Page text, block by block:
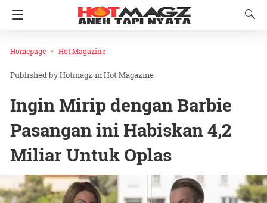
Homepage Hot Magazine
Hotmagz inHot Magazine
Ingin Mirip dengan Barbie
Pasangan ini Habiskan 4,2
Miliar Untuk Oplas